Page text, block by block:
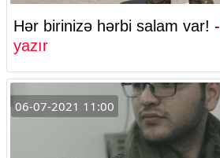
Hər birinizə hərbi salam var! -
yazır
06-07-2021 11:00